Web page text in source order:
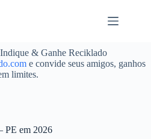
& Ganhe Reciklado
e convide seus amigos, ganhos
limites.
PE em 2026